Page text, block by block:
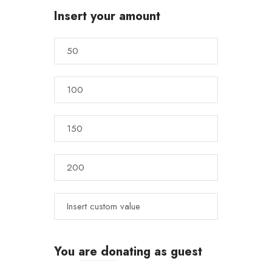
Insert your amount
You are donating as guest